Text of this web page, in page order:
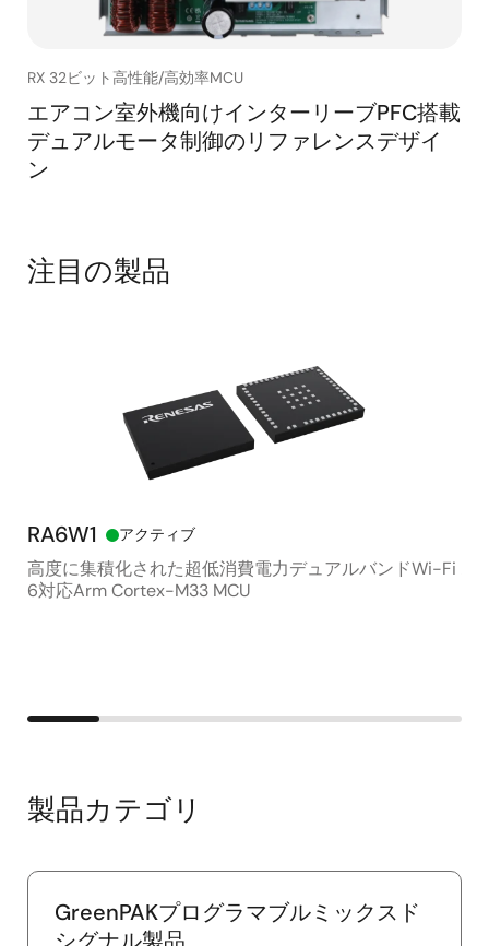
RX 32ビット高性能/高効率MCU
エアコン室外機向けインターリーブPFC搭載
デュアルモータ制御のリファレンスデザイ
ン
注目の製品
RA6W1 アクティブ
高度に集積化された超低消費電力デュアルバンドWi-Fi
6対応Arm Cortex-M33 MCU
製品カテゴリ
GreenPAKプログラマブルミックスド
シグナル製品